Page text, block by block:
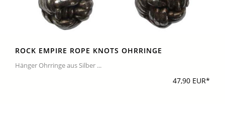
ROCK EMPIRE ROPE KNOTS OHRRINGE
Hänger Ohrringe aus Silber ...
47,90 EUR*